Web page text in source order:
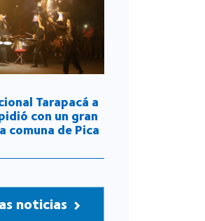
Tarapacá a
con un gran
comuna de Pica
noticias